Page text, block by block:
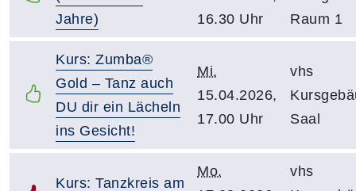
Jahre)
16.30 Uhr
Raum 1
Kurs: Zumba®
Gold – Tanz auch
DU dir ein Lächeln
ins Gesicht!
Mi.
15.04.2026,
17.00 Uhr
vhs
Saal
Kurs: Tanzkreis am
Mo.
vhs